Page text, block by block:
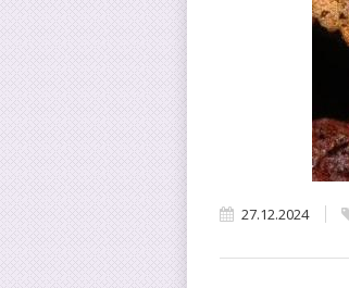
27.12.2024